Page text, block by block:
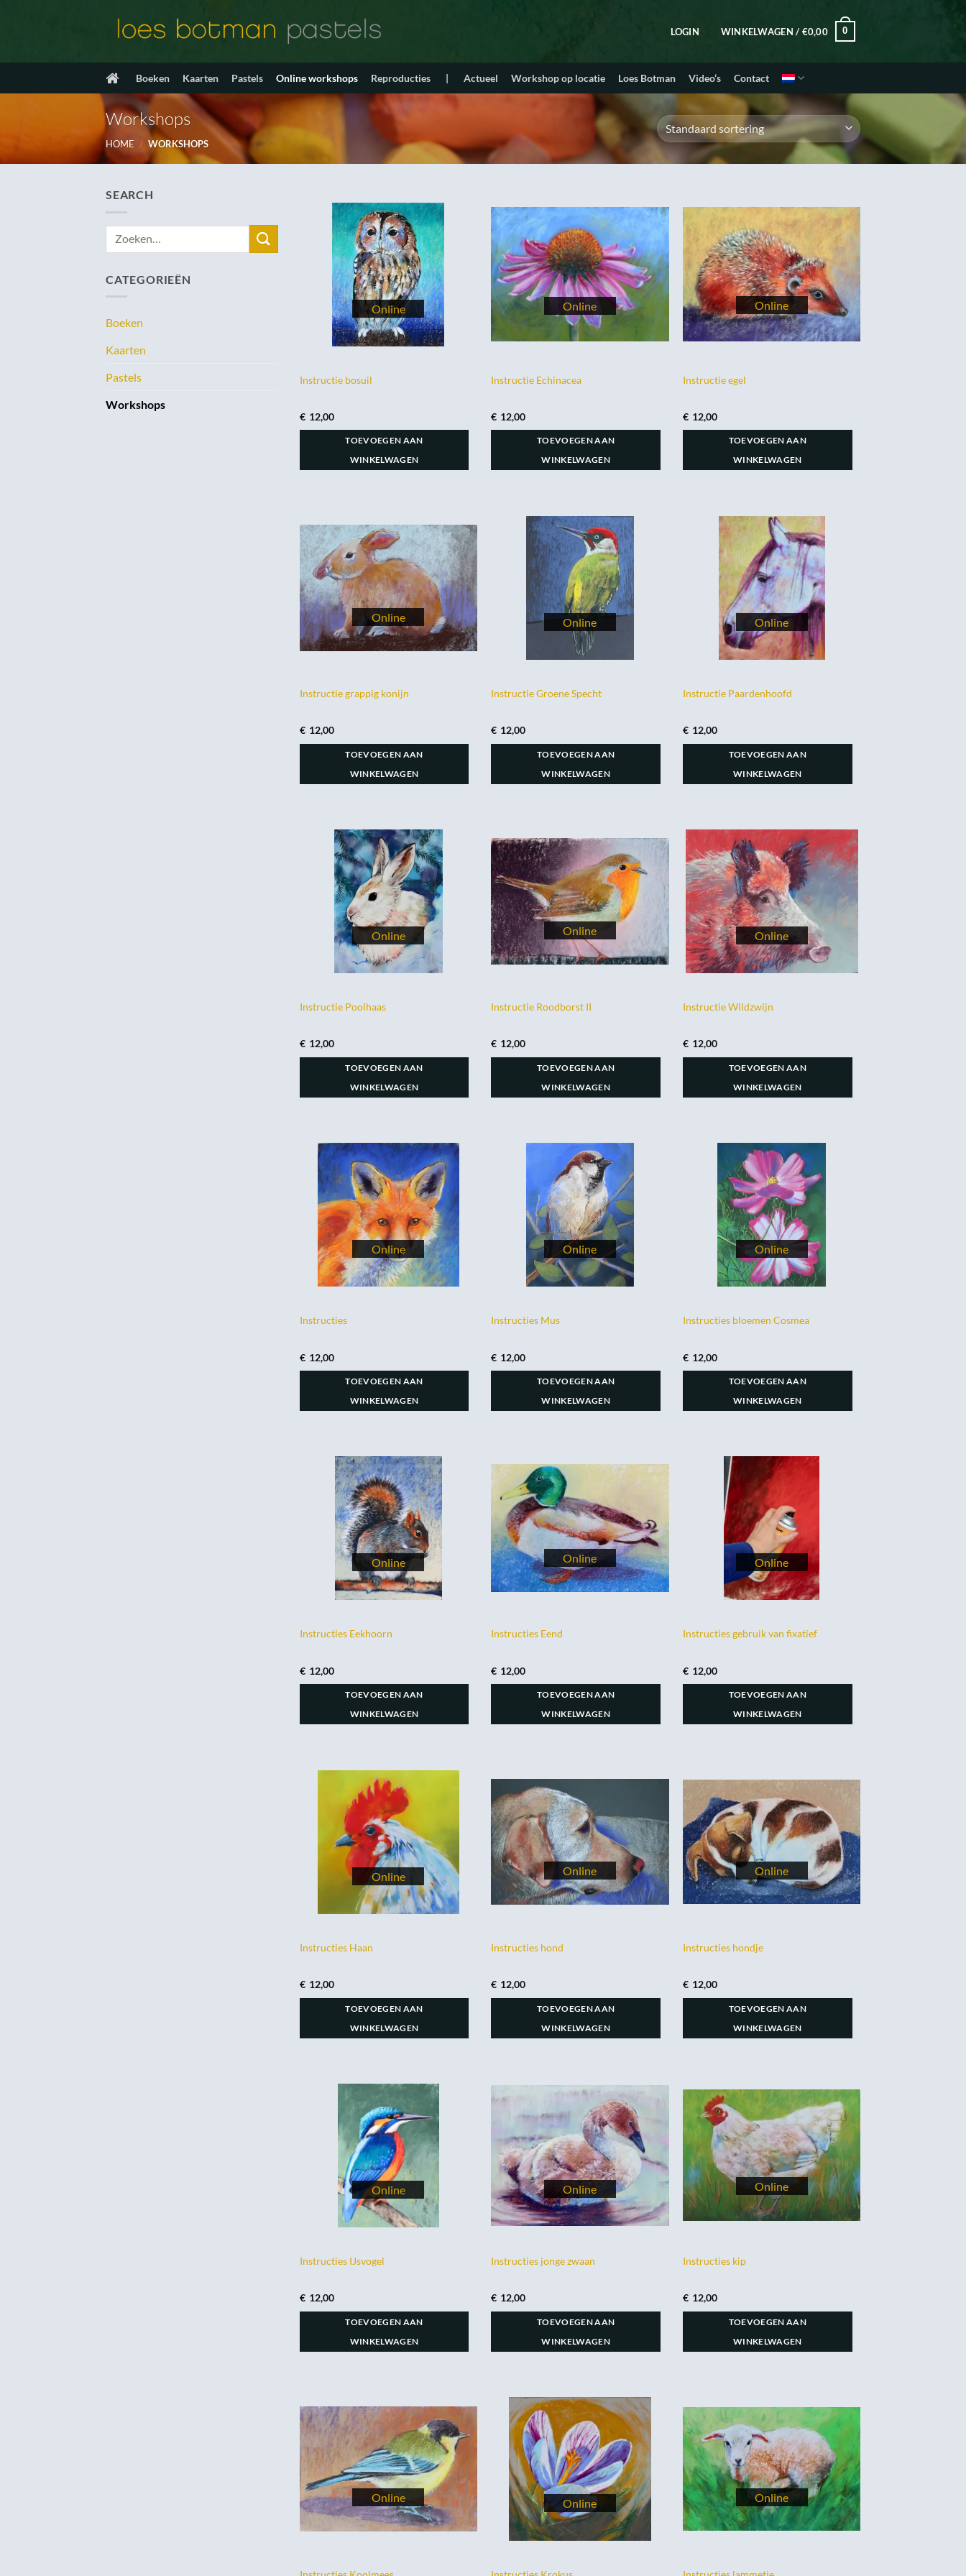
LOGIN WINKELWAGEN / €0,00 0
Boeken Kaarten Pastels Online workshops Reproducties | Actueel Workshop op locatie Loes Botman Video’s Contact
Workshops
HOME / WORKSHOPS
SEARCH
Zoeken
CATEGORIEËN
Boeken
Kaarten
Pastels
Workshops
Instructie bosuil
€ 12,00
TOEVOEGEN AAN
WINKELWAGEN
Instructie Echinacea
€ 12,00
TOEVOEGEN AAN
WINKELWAGEN
Instructie egel
€ 12,00
TOEVOEGEN AAN
WINKELWAGEN
Instructie grappig konijn
€ 12,00
TOEVOEGEN AAN
WINKELWAGEN
Instructie Groene Specht
€ 12,00
TOEVOEGEN AAN
WINKELWAGEN
Instructie Paardenhoofd
€ 12,00
TOEVOEGEN AAN
WINKELWAGEN
Instructie Poolhaas
€ 12,00
TOEVOEGEN AAN
WINKELWAGEN
Instructie Roodborst II
€ 12,00
TOEVOEGEN AAN
WINKELWAGEN
Instructie Wildzwijn
€ 12,00
TOEVOEGEN AAN
WINKELWAGEN
Instructies
€ 12,00
TOEVOEGEN AAN
WINKELWAGEN
Instructies Mus
€ 12,00
TOEVOEGEN AAN
WINKELWAGEN
Instructies bloemen Cosmea
€ 12,00
TOEVOEGEN AAN
WINKELWAGEN
Instructies Eekhoorn
€ 12,00
TOEVOEGEN AAN
WINKELWAGEN
Instructies Eend
€ 12,00
TOEVOEGEN AAN
WINKELWAGEN
Instructies gebruik van fixatief
€ 12,00
TOEVOEGEN AAN
WINKELWAGEN
Instructies Haan
€ 12,00
TOEVOEGEN AAN
WINKELWAGEN
Instructies hond
€ 12,00
TOEVOEGEN AAN
WINKELWAGEN
Instructies hondje
€ 12,00
TOEVOEGEN AAN
WINKELWAGEN
Instructies IJsvogel
€ 12,00
TOEVOEGEN AAN
WINKELWAGEN
Instructies jonge zwaan
€ 12,00
TOEVOEGEN AAN
WINKELWAGEN
Instructies kip
€ 12,00
TOEVOEGEN AAN
WINKELWAGEN